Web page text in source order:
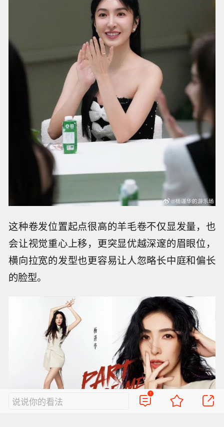
这种卷发位置起点很高的羊毛卷不仅显发量，也
会让视觉重心上移，更突显优越深邃的眉眼位，
横向拉宽的发型也更容易让人忽略长中庭和偏长
的脸型。
说说你的看法
1